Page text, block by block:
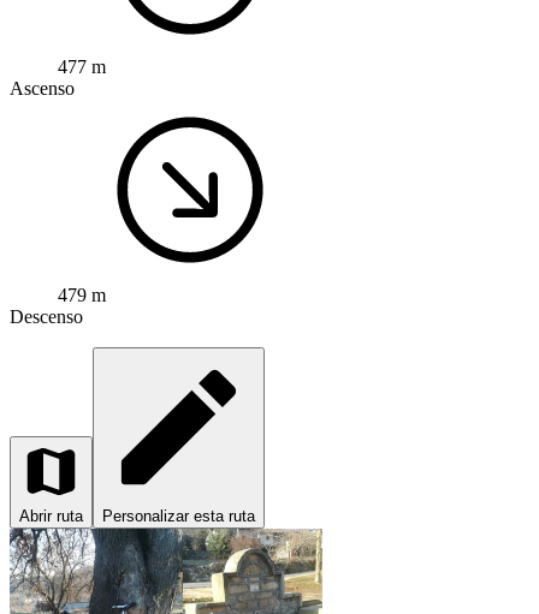
477 m
Ascenso
479 m
Descenso
Abrir ruta Personalizar esta ruta